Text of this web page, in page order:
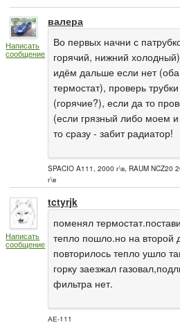
Написать
сообщение
валера
Во первых начни с
горячий, нижний
идём дальше если нет
термостат), проверь
(горячие?), если да то
(если грязный либо моем
то сразу - забит радиатор!
SPACIO A111, 2000 г\в, RAUM NCZ20
г\в
Написать
сообщение
tctyrjk
поменял
тепло пошло.но на второй
повторилось тепло ушло
горку заезжал
фильтра нет.
АЕ-111